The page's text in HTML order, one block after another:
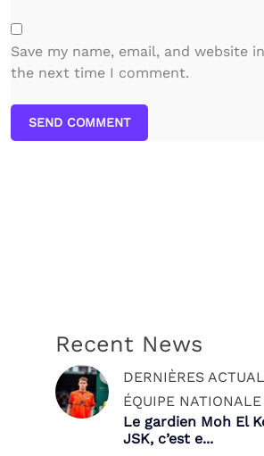
Save my name, email, and website
the next time I comment.
SEND COMMENT
Recent News
DERNIÈRES
ÉQUIPE NATIONALE
Le gardien Moh El
JSK, c’est e...